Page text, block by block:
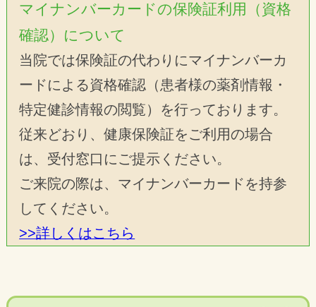
午前の受付時間の変更について
おかげさまで内視鏡、診察等たくさんの予
約をいただいております。検査時間の確保
のため、2023年２月より、午前の受付時間
を12時までとさせていただきます。
ご迷惑をおかけしますがよろしくお願いい
たします。
インフルエンザワクチンについて
2022年度のインフルエンザワクチンについ
います。
マイナンバーカードの保険証利用（資格
確認）について
当院では保険証の代わりにマイナンバーカ
ードによる資格確認（患者様の薬剤情報・
特定健診情報の閲覧）を行っております。
従来どおり、健康保険証をご利用の場合
は、受付窓口にご提示ください。
ご来院の際は、マイナンバーカードを持参
してください。
>>詳しくはこちら